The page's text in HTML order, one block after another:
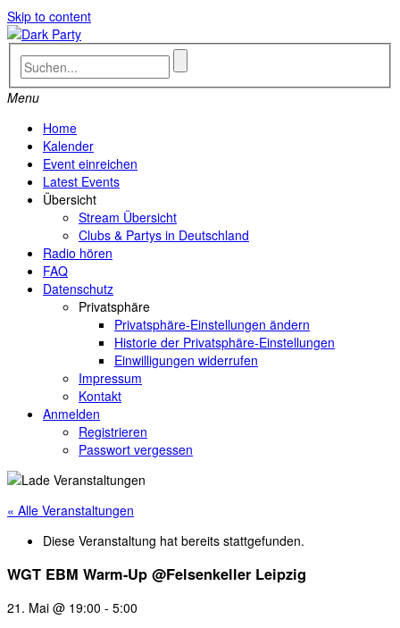
Skip to content
Menu
Home
Kalender
Event einreichen
Latest Events
Übersicht
Stream Übersicht
Clubs & Partys in Deutschland
Radio hören
FAQ
Datenschutz
Privatsphäre
Privatsphäre-Einstellungen ändern
Historie der Privatsphäre-Einstellungen
Einwilligungen widerrufen
Impressum
Kontakt
Anmelden
Registrieren
Passwort vergessen
« Alle Veranstaltungen
Diese Veranstaltung hat bereits stattgefunden.
WGT EBM Warm-Up @Felsenkeller Leipzig
21. Mai @ 19:00 - 5:00